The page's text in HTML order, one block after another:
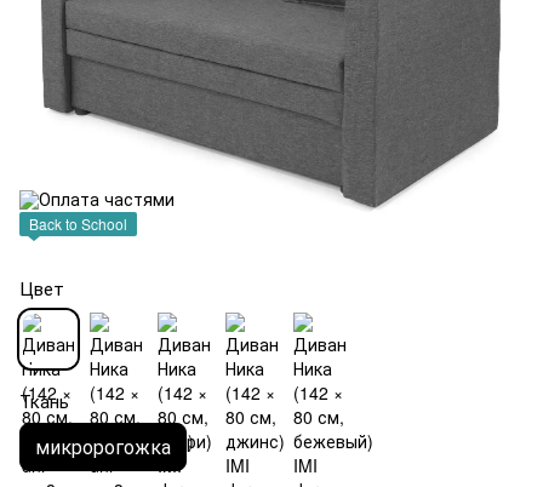
Back to School
Цвет
Ткань
микророгожка